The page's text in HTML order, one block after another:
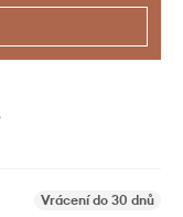
Vrácení do 30 dnů